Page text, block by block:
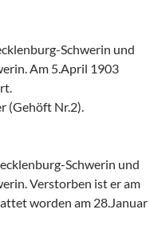
Schwerin und
Am 5.April 1903
(Gehöft Nr.2).
Schwerin und
Verstorben ist er am
worden am 28.Januar